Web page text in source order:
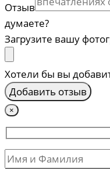
Отзыв
думаете?
Загрузите вашу
Хотели бы вы
×